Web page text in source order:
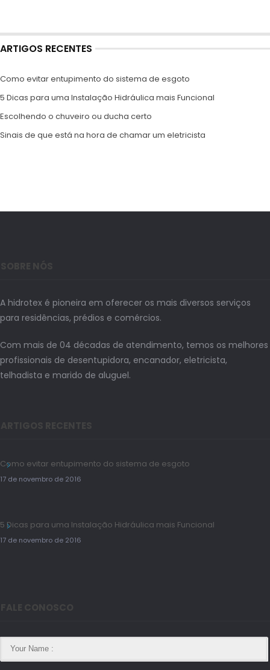
ARTIGOS RECENTES
Como evitar entupimento do sistema de esgoto
5 Dicas para uma Instalação Hidráulica mais Funcional
Escolhendo o chuveiro ou ducha certo
Sinais de que está na hora de chamar um eletricista
A hidrotex é pioneira em oferecer os mais diversos serviços
para residências, prédios e comércios.
Com mais de 04 décadas de atendimento, temos os melhores
profissionais de desentupidora, encanador, eletricista,
telhadista e marido de aluguel.
Como evitar entupimento do sistema de esgoto
17 de novembro de 2016
5 Dicas para uma Instalação Hidráulica mais Funcional
17 de novembro de 2016